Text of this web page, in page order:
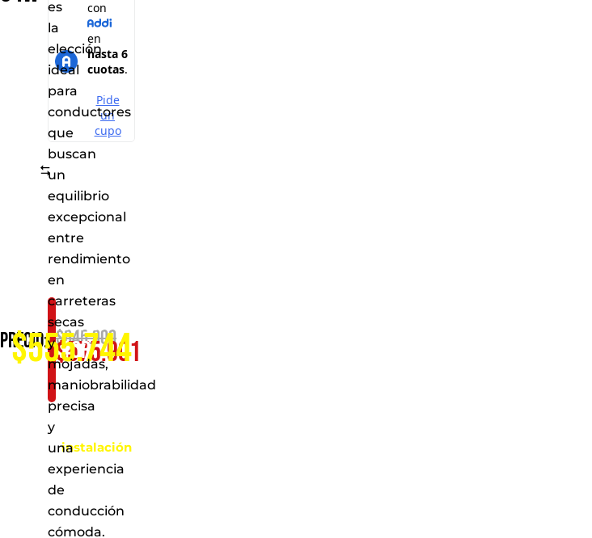
Precio: $645.900
$575.901
Consíguelo
por
solo:
Al
instalación
en
cualquiera
de
nuestros
puntos
$555.744
Comparar
es
la
elección
ideal
para
conductores
que
buscan
un
equilibrio
excepcional
entre
rendimiento
en
carreteras
secas
y
mojadas,
maniobrabilidad
precisa
y
una
experiencia
de
conducción
cómoda.